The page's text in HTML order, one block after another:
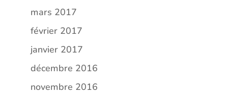
mars 2017
février 2017
janvier 2017
décembre 2016
novembre 2016